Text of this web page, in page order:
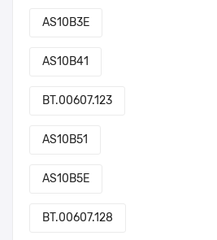
AS10B3E
AS10B41
BT.00607.123
AS10B51
AS10B5E
BT.00607.128